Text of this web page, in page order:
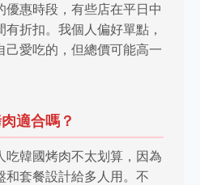
優惠時段，有些店在平日中
折扣。我個人偏好單點，
己愛吃的，但總價可能高一
適合嗎？
吃韓國烤肉不太划算，因為
和套餐設計給多人用。不